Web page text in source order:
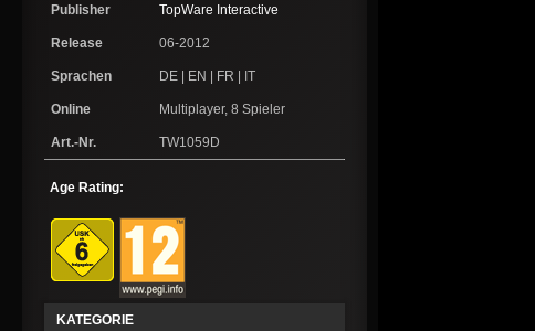
Publisher TopWare Interactive
Release 06-2012
Sprachen DE | EN | FR | IT
Online Multiplayer, 8 Spieler
Art.-Nr. TW1059D
Age Rating:
KATEGORIE